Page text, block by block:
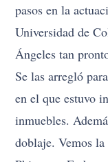
pasos en la
Universidad de
Ángeles tan
Se las arregló
en el que estuvo
inmuebles.
doblaje. Vemos